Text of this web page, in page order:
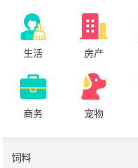
生活 房产
商务 宠物
饲料